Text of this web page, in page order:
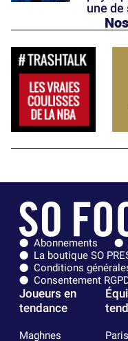
une de
Abonnements
La boutique SO
Conditions
Consentement
Joueurs en
tendance
Maghnes